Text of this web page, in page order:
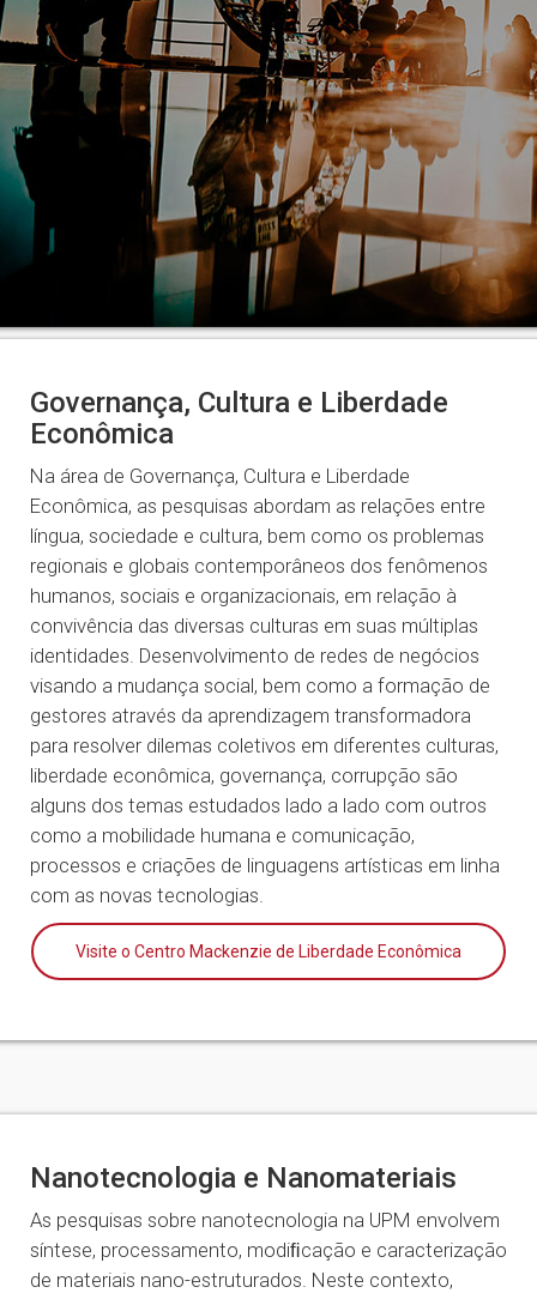
Governança, Cultura e Liberdade
Econômica
Na área de Governança, Cultura e Liberdade
Econômica, as pesquisas abordam as relações entre
língua, sociedade e cultura, bem como os problemas
regionais e globais contemporâneos dos fenômenos
humanos, sociais e organizacionais, em relação à
convivência das diversas culturas em suas múltiplas
identidades. Desenvolvimento de redes de negócios
visando a mudança social, bem como a formação de
gestores através da aprendizagem transformadora
para resolver dilemas coletivos em diferentes culturas,
liberdade econômica, governança, corrupção são
alguns dos temas estudados lado a lado com outros
como a mobilidade humana e comunicação,
processos e criações de linguagens artísticas em linha
com as novas tecnologias.
Visite o Centro Mackenzie de Liberdade Econômica
Nanotecnologia e Nanomateriais
As pesquisas sobre nanotecnologia na UPM envolvem
síntese, processamento, modiﬁcação e caracterização
de materiais nano-estruturados. Neste contexto,